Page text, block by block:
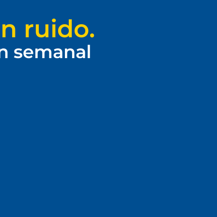
ruido.
semanal